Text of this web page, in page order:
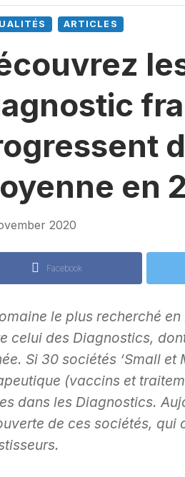
ARTICLES
en
2020
Facebook
le plus recherché
celui des Diagnostics,
Si 30 sociétés ‘Small
(vaccins et
dans les Diagnostics.
de ces sociétés, qui